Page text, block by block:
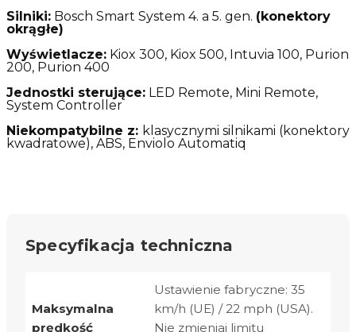
Silniki: Bosch Smart System 4. a 5. gen. (konektory
okrągłe)
Wyświetlacze: Kiox 300, Kiox 500, Intuvia 100, Purion
200, Purion 400
Jednostki sterujące: LED Remote, Mini Remote,
System Controller
Niekompatybilne z: klasycznymi silnikami (konektory
kwadratowe), ABS, Enviolo Automatiq
Specyfikacja techniczna
Maksymalna
prędkość
Ustawienie fabryczne: 35
km/h (UE) / 22 mph (USA).
Nie zmieniaj limitu